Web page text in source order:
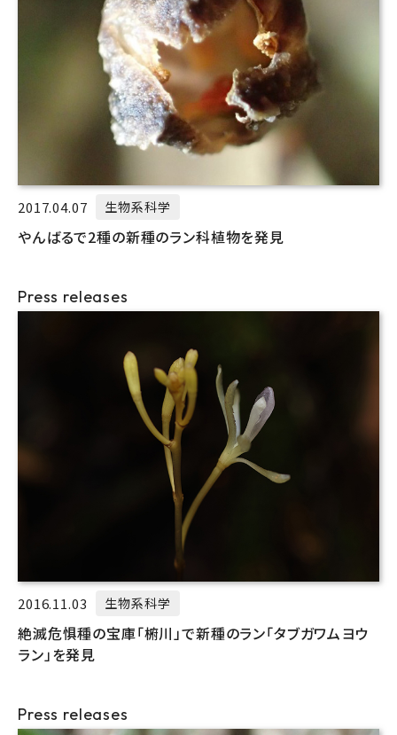
2017.04.07 生物系科学
やんばるで2種の新種のラン科植物を発見
Press releases
2016.11.03 生物系科学
絶滅危惧種の宝庫「椨川」で新種のラン「タブガワムヨウ
ラン」を発見
Press releases